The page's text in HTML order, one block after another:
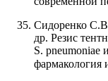
Сидоренко
др. Резис
S. pneumoniae
фармакология